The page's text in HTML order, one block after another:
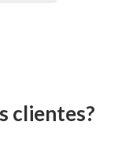
clientes?